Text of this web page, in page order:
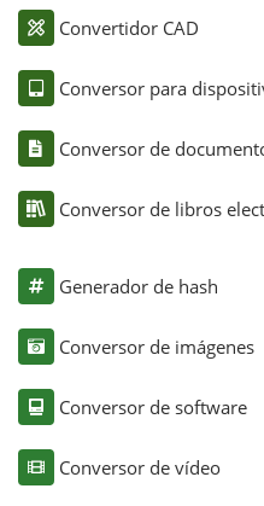
Convertidor CAD
Conversor para
Conversor de
Conversor de libros
Generador de hash
Conversor de imágenes
Conversor de software
Conversor de vídeo